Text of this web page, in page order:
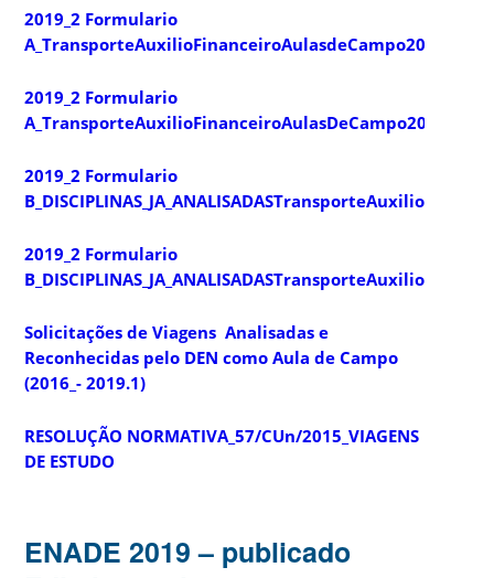
2019_2 Formulario
A_TransporteAuxilioFinanceiroAulasdeCampo2019_2
2019_2 Formulario
A_TransporteAuxilioFinanceiroAulasDeCampo2019_2
2019_2 Formulario
2019_2 Formulario
Solicitações de Viagens Analisadas e
Reconhecidas pelo DEN como Aula de Campo
(2016_- 2019.1)
RESOLUÇÃO NORMATIVA_57/CUn/2015_VIAGENS
DE ESTUDO
ENADE 2019 – publicado